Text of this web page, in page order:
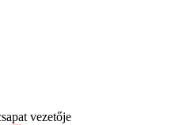
vezetője